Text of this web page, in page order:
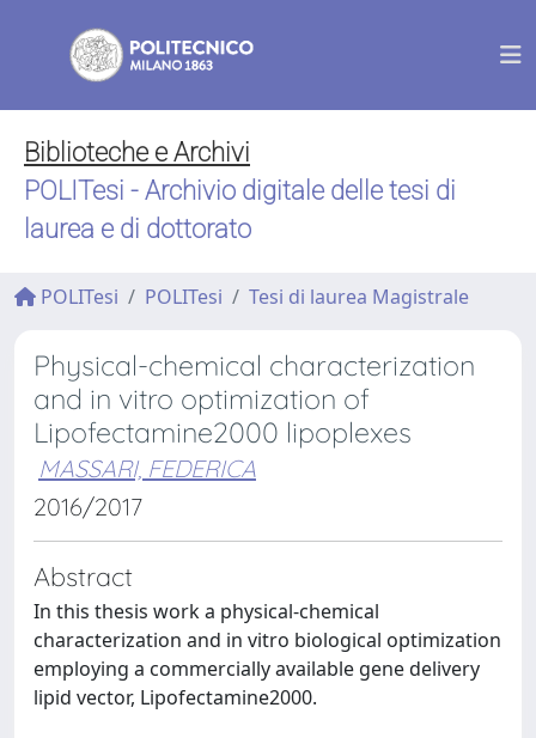
Biblioteche e Archivi
POLITesi - Archivio digitale delle tesi di
laurea e di dottorato
POLITesi POLITesi Tesi di laurea Magistrale
Physical-chemical characterization
and in vitro optimization of
Lipofectamine2000 lipoplexes
MASSARI, FEDERICA
2016/2017
Abstract
In this thesis work a physical-chemical
characterization and in vitro biological optimization
employing a commercially available gene delivery
lipid vector, Lipofectamine2000.